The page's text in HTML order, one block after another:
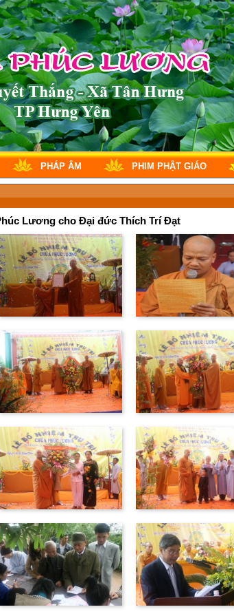
PHÁP ÂM PHIM PHẬT GIÁO
Lương cho Đại đức Thích Trí Đạt